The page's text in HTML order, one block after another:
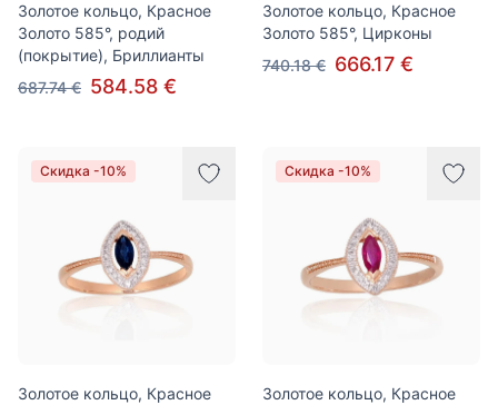
Золотое кольцо, Красное
Золото 585°, родий
(покрытие), Бриллианты
687.74 € 584.58 €
Золотое кольцо, Красное
Золото 585°, Цирконы
740.18 € 666.17 €
Скидка -10%
Золотое кольцо, Красное
Скидка -10%
Золотое кольцо, Красное